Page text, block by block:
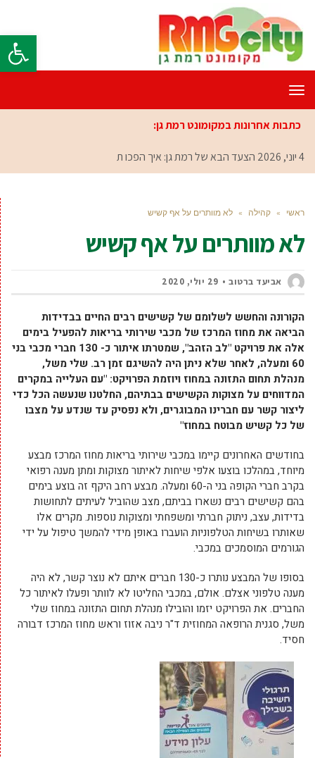
פתח
תפריט
כתבות אחרונות במקומונט רמת גן:
4 יוני, 2026 הצעד הבא של רמת גן: איך הפכו תושבי העיר
ראשי » קהילה » לא מוותרים על אף קשיש
לא מוותרים על אף קשיש
אביעד ברטוב 29 יולי, 2020
הקורונה והחשש לשלומם של קשישים רבים החיים בבדידות
הביאה את מחוז המרכז של מכבי שירותי בריאות להפעיל בימים
אלה את פרויקט "לב הזהב", שמטרתו איתור כ- 130 חברי מכבי בני
60 ומעלה, לאחר שלא ניתן היה להשיגם זמן רב.
שלי משל,
מנהלת תחום התזונה במחוז ויוזמת הפרויקט: "עם העלייה במקרים
המדווחים על מצוקות הקשישים בבתיהם, החלטנו שנעשה הכל כדי
ליצור קשר עם חברינו המבוגרים, ולא נפסיק עד שנדע על מצבו
של כל קשיש מבוטח במחוז"
בחודשים האחרונים קיימו במכבי שירותי בריאות מחוז המרכז מבצע
מיוחד, במהלכו בוצעו אלפי שיחות לאיתור מצוקות ומתן מענה רפואי
בקרב חברי הקופה בני ה-60 ומעלה. מבצע רחב היקף זה בוצע בימים
בהם קשישים רבים נשארו בביתם, מצב שהוביל לעיתים לתחושות
בדידות, עצב, ניתוק חברתי ומשפחתי ומצוקות נוספות. מקרים אלו
שאותרו בשיחות הטלפוניות הועברו באופן מידי להמשך טיפול על ידי
הגורמים המוסמכים במכבי.
בסופו של המבצע נותרו כ-130 חברים איתם לא נוצר קשר, לא היה
מענה טלפוני אצלם. אולם, במכבי החליטו לא לוותר ופעלו לאיתור כל
החברים. את הפרויקט יזמו והובילו מנהלת תחום התזונה במחוז שלי
משל, סגנית הרופאה המחוזית ד"ר ניבה אזוז וראש מחוז המרכז דבורה
חסיד.